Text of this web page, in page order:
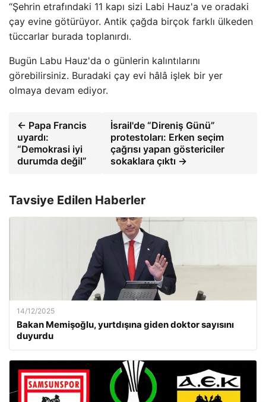
“Şehrin etrafındaki 11 kapı sizi Labi Hauz'a ve oradaki
çay evine götürüyor. Antik çağda birçok farklı ülkeden
tüccarlar burada toplanırdı.
Bugün Labu Hauz'da o günlerin kalıntılarını
görebilirsiniz. Buradaki çay evi hâlâ işlek bir yer
olmaya devam ediyor.
← Papa Francis
uyardı:
“Demokrasi iyi
durumda değil”
İsrail'de “Direniş Günü”
protestoları: Erken seçim
çağrısı yapan göstericiler
sokaklara çıktı →
Tavsiye Edilen Haberler
14/12/2025
Bakan Memişoğlu, yurtdışına giden doktor sayısını
duyurdu